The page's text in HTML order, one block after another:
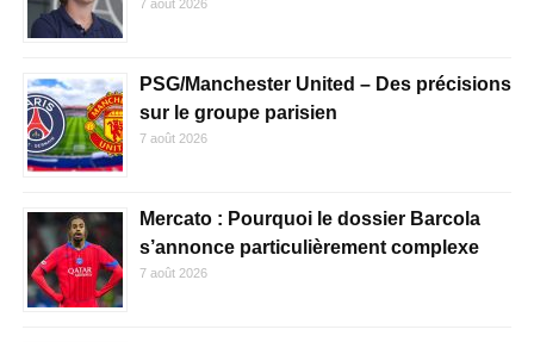
7 août 2026
PSG/Manchester United – Des précisions
sur le groupe parisien
7 août 2026
Mercato : Pourquoi le dossier Barcola
s’annonce particulièrement complexe
7 août 2026